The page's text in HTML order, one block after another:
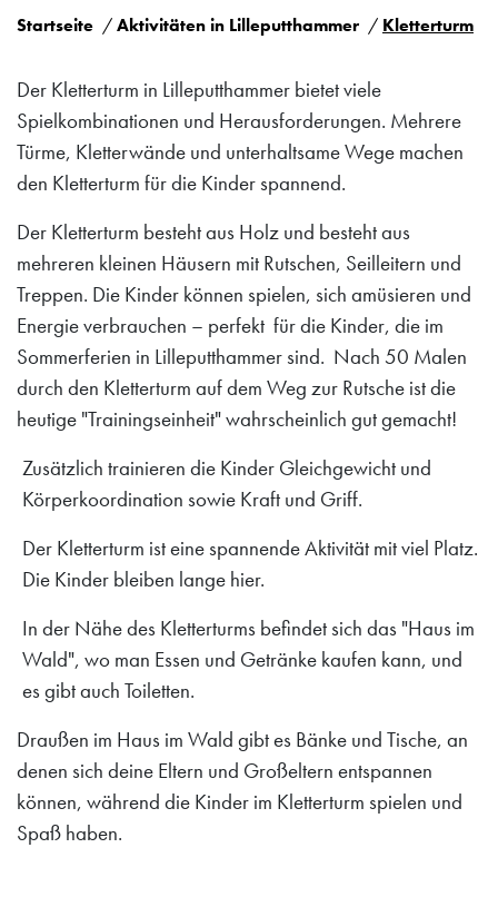
Startseite Aktivitäten in Lilleputthammer Kletterturm
Der Kletterturm in Lilleputthammer bietet viele
Spielkombinationen und Herausforderungen. Mehrere
Türme, Kletterwände und unterhaltsame Wege machen
den Kletterturm für die Kinder spannend.
Der Kletterturm besteht aus Holz und besteht aus
mehreren kleinen Häusern mit Rutschen, Seilleitern und
Treppen. Die Kinder können spielen, sich amüsieren und
Energie verbrauchen – perfekt für die Kinder, die im
Sommerferien in Lilleputthammer sind. Nach 50 Malen
durch den Kletterturm auf dem Weg zur Rutsche ist die
heutige "Trainingseinheit" wahrscheinlich gut gemacht!
Zusätzlich trainieren die Kinder Gleichgewicht und
Körperkoordination sowie Kraft und Griff.
Der Kletterturm ist eine spannende Aktivität mit viel Platz.
Die Kinder bleiben lange hier.
In der Nähe des Kletterturms befindet sich das "Haus im
Wald", wo man Essen und Getränke kaufen kann, und
es gibt auch Toiletten.
Draußen im Haus im Wald gibt es Bänke und Tische, an
denen sich deine Eltern und Großeltern entspannen
können, während die Kinder im Kletterturm spielen und
Spaß haben.